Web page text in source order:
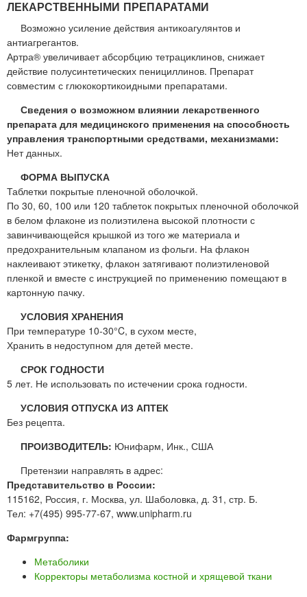
ЛЕКАРСТВЕННЫМИ ПРЕПАРАТАМИ
Возможно усиление действия антикоагулянтов и
антиагрегантов.
Артра® увеличивает абсорбцию тетрациклинов, снижает
действие полусинтетических пенициллинов. Препарат
совместим с глюкокортикоидными препаратами.
Сведения о возможном влиянии лекарственного
препарата для медицинского применения на способность
управления транспортными средствами, механизмами:
Нет данных.
ФОРМА ВЫПУСКА
Таблетки покрытые пленочной оболочкой.
По 30, 60, 100 или 120 таблеток покрытых пленочной оболочкой
в белом флаконе из полиэтилена высокой плотности с
завинчивающейся крышкой из того же материала и
предохранительным клапаном из фольги. На флакон
наклеивают этикетку, флакон затягивают полиэтиленовой
пленкой и вместе с инструкцией по применению помещают в
картонную пачку.
УСЛОВИЯ ХРАНЕНИЯ
При температуре 10-30°C, в сухом месте,
Хранить в недоступном для детей месте.
СРОК ГОДНОСТИ
5 лет. Не использовать по истечении срока годности.
УСЛОВИЯ ОТПУСКА ИЗ АПТЕК
Без рецепта.
ПРОИЗВОДИТЕЛЬ: Юнифарм, Инк., США
Претензии направлять в адрес:
Представительство в России:
115162, Россия, г. Москва, ул. Шаболовка, д. 31, стр. Б.
Тел: +7(495) 995-77-67, www.unipharm.ru
Фармгруппа:
Метаболики
Корректоры метаболизма костной и хрящевой ткани